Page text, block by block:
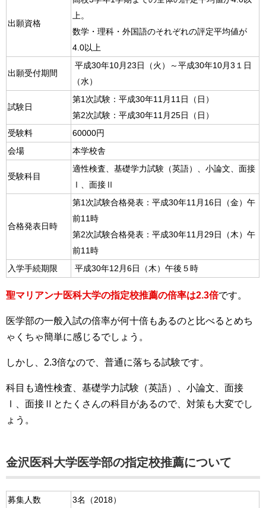
出願資格
上。
数学・理科・外国語のそれぞれの評定平均値が
4.0以上
出願受付期間
平成30年10月23日（火）～平成30年10月3１日
（水）
試験日
第1次試験：平成30年11月11日（日）
第2次試験：平成30年11月25日（日）
受験料
60000円
会場
本学校舎
受験科目
適性検査、基礎学力試験（英語）、小論文、面接
Ⅰ、面接Ⅱ
合格発表日時
第1次試験合格発表：平成30年11月16日（金）午
前11時
第2次試験合格発表：平成30年11月29日（木）午
前11時
入学手続期限
平成30年12月6日（木）午後５時
聖マリアンナ医科大学の指定校推薦の倍率は2.3倍です。
医学部の一般入試の倍率が何十倍もあるのと比べるとめち
ゃくちゃ簡単に感じるでしょう。
しかし、2.3倍なので、普通に落ちる試験です。
科目も適性検査、基礎学力試験（英語）、小論文、面接
Ⅰ、面接Ⅱとたくさんの科目があるので、対策も大変でし
ょう。
金沢医科大学医学部の指定校推薦について
募集人数 3名（2018）